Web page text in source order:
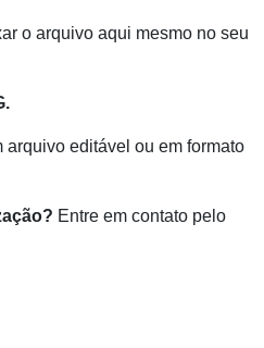
o arquivo aqui mesmo no seu
editável ou em formato
Entre em contato pelo